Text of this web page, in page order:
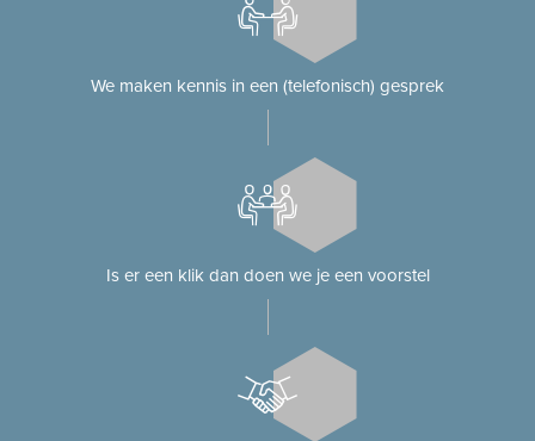
We maken kennis in een (telefonisch) gesprek
Is er een klik dan doen we je een voorstel